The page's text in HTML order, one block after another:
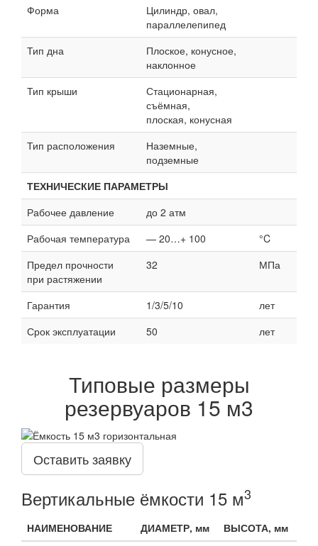
Форма
Цилиндр, овал,
параллелепипед
Тип дна
Плоское, конусное,
наклонное
Тип крыши
Стационарная,
съёмная,
плоская, конусная
Тип расположения
Наземные,
подземные
ТЕХНИЧЕСКИЕ ПАРАМЕТРЫ
Рабочее давление
до 2 атм
Рабочая температура
— 20…+ 100
°C
Предел прочности
при растяжении
32 МПа
Гарантия 1/3/5/10
лет
Срок эксплуатации
50 лет
Типовые размеры
резервуаров 15 м3
Оставить заявку
Вертикальные ёмкости 15 м3
НАИМЕНОВАНИЕ ДИАМЕТР, мм
ВЫСОТА, мм